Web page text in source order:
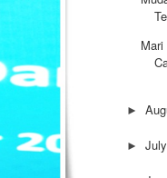
►
► July